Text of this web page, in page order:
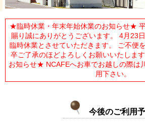
★臨時休業・年末年始休業のお知らせ★
賜り誠にありがとうございます。 4月23
臨時休業とさせていただきます。 ご不便
卒ご了承のほどよろしくお願いいたしま
お知らせ★ NCAFEへお車でお越しの際は
用下さい。
今後のご利用